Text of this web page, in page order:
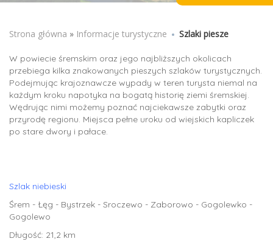
Jesteś tutaj
Strona główna » Informacje turystyczne Szlaki piesze
W powiecie śremskim oraz jego najbliższych okolicach
przebiega kilka znakowanych pieszych szlaków turystycznych.
Podejmując krajoznawcze wypady w teren turysta niemal na
każdym kroku napotyka na bogatą historię ziemi śremskiej.
Wędrując nimi możemy poznać najciekawsze zabytki oraz
przyrodę regionu. Miejsca pełne uroku od wiejskich kapliczek
po stare dwory i pałace.
Szlak niebieski
Śrem - Łęg - Bystrzek - Sroczewo - Zaborowo - Gogolewko -
Gogolewo
Długość: 21,2 km